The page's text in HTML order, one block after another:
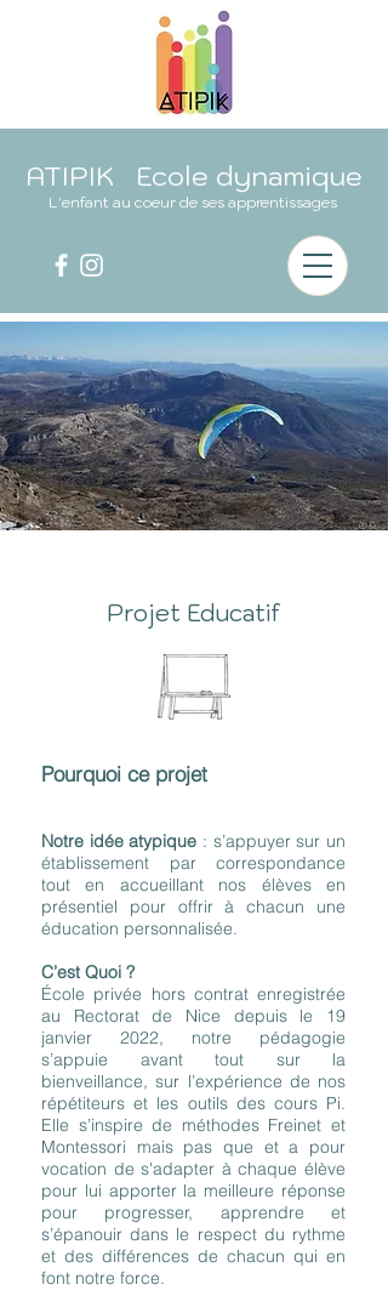
ATIPIK Ecole dynamique
L'enfant au coeur de ses apprentissages
Projet Educatif
Pourquoi ce projet
Notre idée atypique : s’appuyer sur un
établissement par correspondance
tout en accueillant nos élèves en
présentiel pour offrir à chacun une
éducation personnalisée.
C’est Quoi ?
École privée hors contrat enregistrée
au Rectorat de Nice depuis le 19
janvier 2022, notre pédagogie
s’appuie avant tout sur la
bienveillance, sur l’expérience de nos
répétiteurs et les outils des cours Pi.
Elle s’inspire de méthodes Freinet et
Montessori mais pas que et a pour
vocation de s'adapter à chaque élève
pour lui apporter la meilleure réponse
pour progresser, apprendre et
s’épanouir dans le respect du rythme
et des différences de chacun qui en
font notre force.